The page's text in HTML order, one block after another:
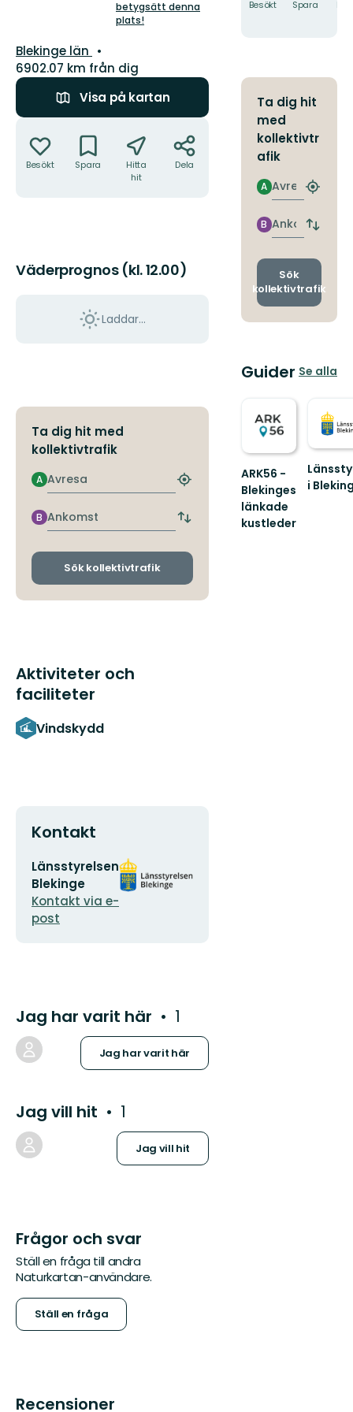
5
stjärnor
betygsätt denna
plats!
Län:
Blekinge län
6902.07 km från dig
Visa på kartan
Besökt Spara
Hitta
hit
Dela
Väderprognos (kl. 12.00)
Laddar...
Ta dig hit med
kollektivtrafik
Avresa
A
Hitta
hållplats
Ankomst
B
Byt
och
Sök kollektivtrafik
Aktiviteter och
faciliteter
Vindskydd
Kontakt
E-
postadress
Länsstyrelsen
Blekinge
Kontakt via e-
post
Organisationens
logotyp
Jag har varit här 1
Jag har varit här
Jag vill hit 1
Jag vill hit
Frågor och svar
Ställ en fråga till andra
Naturkartan-användare.
Ställ en fråga
Recensioner
Besökt Spara
Ta dig hit
med
kollektivtr
afik
Avresa
A
Hitta
Ankomst
B
Byt
och
Sök
kollektivtrafik
Guider Se alla
ARK56 -
Blekinges
länkade
kustleder
i